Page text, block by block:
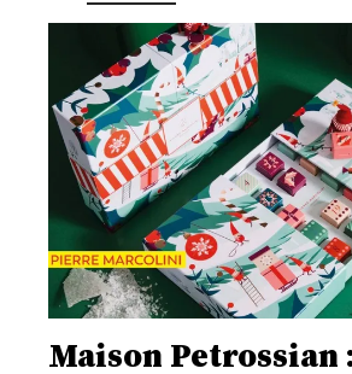
Maison Petrossian